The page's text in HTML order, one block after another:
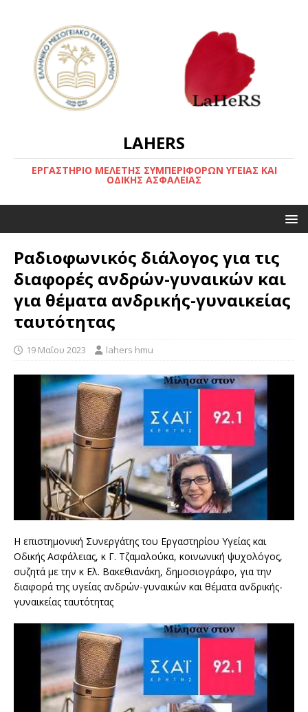
LAHERS
ΕΡΓΑΣΤΗΡΙΟ ΜΕΛΕΤΗΣ ΣΥΜΠΕΡΙΦΟΡΩΝ ΥΓΕΙΑΣ ΚΑΙ
ΟΔΙΚΗΣ ΑΣΦΑΛΕΙΑΣ
Ραδιοφωνικός διάλογος για τις
διαφορές ανδρών-γυναικών και
για θέματα ανδρικής-γυναικείας
ταυτότητας
19 Μαΐου 2023 lahers hmu
Η επιστημονική Συνεργάτης του Εργαστηρίου Υγείας και
Οδικής Ασφάλειας, κ Γ. Τζαμαλούκα, κοινωνική ψυχολόγος,
συζητά με την κ Ελ. Βακεθιανάκη, δημοσιογράφο, για την
διαφορά της υγείας ανδρών-γυναικών και θέματα ανδρικής-
γυναικείας ταυτότητας